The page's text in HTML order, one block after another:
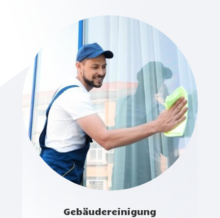
Gebäudereinigung